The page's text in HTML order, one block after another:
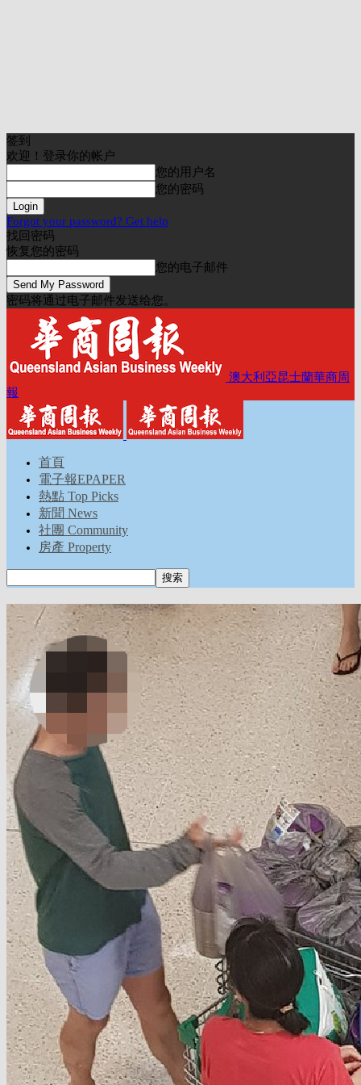
签到
欢迎！登录你的帐户
您的用户名
您的密码
Forgot your password? Get help
找回密码
恢复您的密码
您的电子邮件
密码将通过电子邮件发送给您。
澳大利亞昆士蘭華商周
報
首頁
電子報EPAPER
熱點 Top Picks
新聞 News
社團 Community
房產 Property